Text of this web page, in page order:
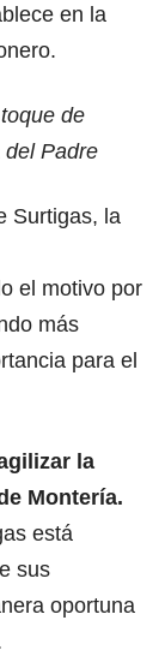
en la
de
Padre
Surtigas, la
el motivo por
más
para el
la
Montería.
está
sus
oportuna